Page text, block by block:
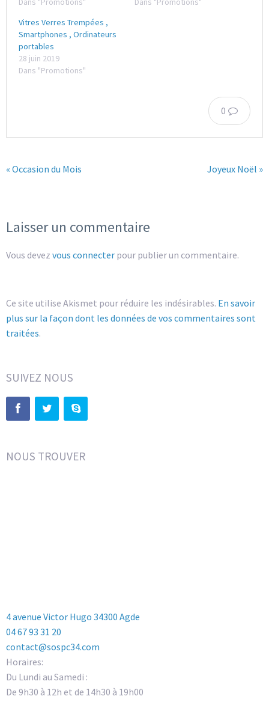
Vitres Verres Trempées ,
Smartphones , Ordinateurs
portables
28 juin 2019
Dans "Promotions"
0
« Occasion du Mois Joyeux Noël »
Laisser un commentaire
Vous devez vous connecter pour publier un commentaire.
Ce site utilise Akismet pour réduire les indésirables. En savoir
plus sur la façon dont les données de vos commentaires sont
traitées.
SUIVEZ NOUS
NOUS TROUVER
4 avenue Victor Hugo 34300 Agde
04 67 93 31 20
contact@sospc34.com
Horaires:
Du Lundi au Samedi :
De 9h30 à 12h et de 14h30 à 19h00